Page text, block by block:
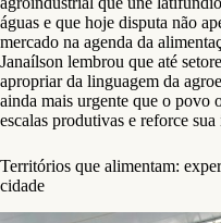
águas e que hoje disputa não
mercado na agenda da
Janaílson lembrou que até
apropriar da linguagem da
ainda mais urgente que o povo
escalas produtivas e reforce
Territórios que alimentam:
cidade